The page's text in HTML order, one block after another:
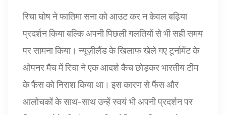
रिचा घोष ने फातिमा सना को आउट कर न केवल बढ़िया
प्रदर्शन किया बल्कि अपनी पिछली गलतियों से भी सही समय
पर सामना किया। न्यूज़ीलैंड के खिलाफ खेले गए टूर्नामेंट के
ओपनर मैच में रिचा ने एक आदर्श कैच छोड़कर भारतीय टीम
के फैंस को निराश किया था। इस कारण से फैंस और
आलोचकों के साथ-साथ उन्हें स्वयं भी अपनी प्रदर्शन पर